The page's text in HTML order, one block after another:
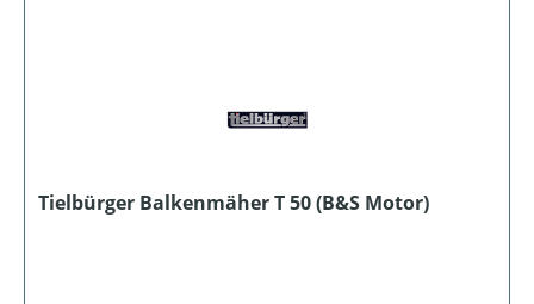
Tielbürger Balkenmäher T 50 (B&S Motor)